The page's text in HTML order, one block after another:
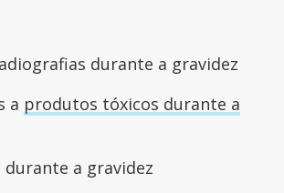
durante a gravidez
a produtos tóxicos durante a
durante a gravidez